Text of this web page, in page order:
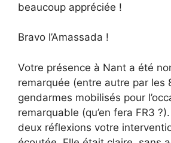
beaucoup appréciée !
Bravo l’Amassada !
Votre présence à Nant a été
remarquée (entre autre par les
gendarmes mobilisés pour
remarquable (qu’en fera FR3
deux réflexions votre